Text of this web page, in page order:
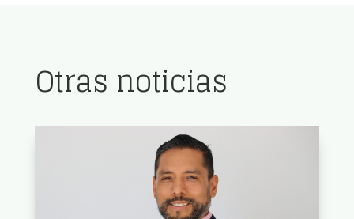
Otras noticias